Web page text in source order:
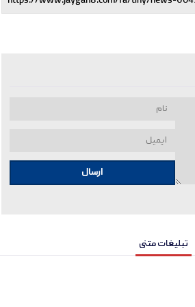
ارسال
تبلیغات متنی